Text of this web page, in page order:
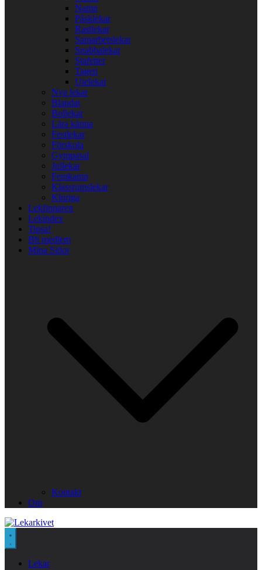
Namn
Påsklekar
Rastlekar
Samarbetslekar
Snabbalekar
Stafetter
Tagen
Utelekar
Nya lekar
Blandat
Bollekar
Lära känna
Festlekar
Förskola
Gympasal
Jullekar
Femkamp
Klassrumslekar
Kluriga
Lekfinnaren
Lekindex
Tipsa!
Bli medlem
Mina Sidor
Kontakt
Om
Lekar